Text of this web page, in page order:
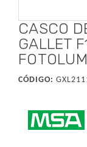
CASCO
GALLET
CÓDIGO: